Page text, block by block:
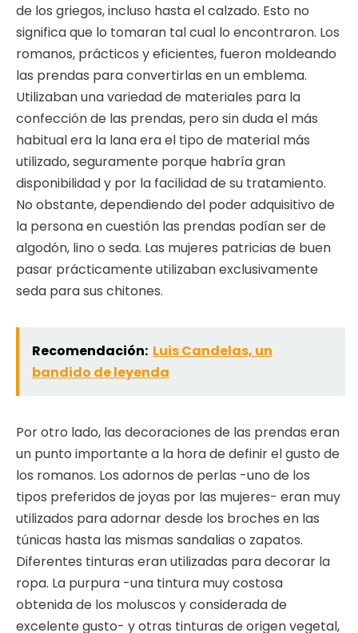
de los griegos, incluso hasta el calzado. Esto no
significa que lo tomaran tal cual lo encontraron. Los
romanos, prácticos y eficientes, fueron moldeando
las prendas para convertirlas en un emblema.
Utilizaban una variedad de materiales para la
confección de las prendas, pero sin duda el más
habitual era la lana era el tipo de material más
utilizado, seguramente porque habría gran
disponibilidad y por la facilidad de su tratamiento.
No obstante, dependiendo del poder adquisitivo de
la persona en cuestión las prendas podían ser de
algodón, lino o seda. Las mujeres patricias de buen
pasar prácticamente utilizaban exclusivamente
seda para sus chitones.
Recomendación: Luis Candelas, un
bandido de leyenda
Por otro lado, las decoraciones de las prendas eran
un punto importante a la hora de definir el gusto de
los romanos. Los adornos de perlas -uno de los
tipos preferidos de joyas por las mujeres- eran muy
utilizados para adornar desde los broches en las
túnicas hasta las mismas sandalias o zapatos.
Diferentes tinturas eran utilizadas para decorar la
ropa. La purpura -una tintura muy costosa
obtenida de los moluscos y considerada de
excelente gusto- y otras tinturas de origen vegetal,